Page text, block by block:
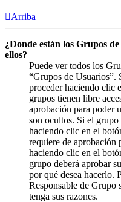
Arriba
¿Donde están los Grupos
ellos?
Puede ver todos los
“Grupos de Usuarios”.
proceder haciendo clic
grupos tienen libre
aprobación para poder
son ocultos. Si el grupo
haciendo clic en el
requiere de aprobación
haciendo clic en el
grupo deberá aprobar
por qué desea hacerlo.
Responsable de Grupo
tenga sus razones.